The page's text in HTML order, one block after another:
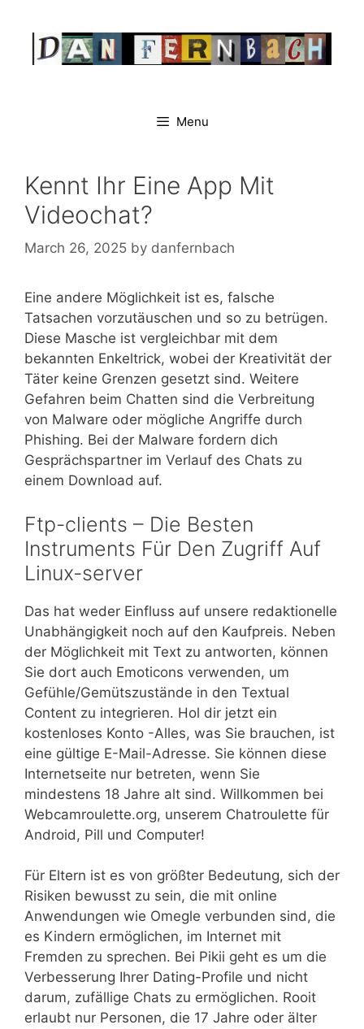
content
Menu
Kennt Ihr Eine App Mit
Videochat?
March 26, 2025 by danfernbach
Eine andere Möglichkeit ist es, falsche
Tatsachen vorzutäuschen und so zu betrügen.
Diese Masche ist vergleichbar mit dem
bekannten Enkeltrick, wobei der Kreativität der
Täter keine Grenzen gesetzt sind. Weitere
Gefahren beim Chatten sind die Verbreitung
von Malware oder mögliche Angriffe durch
Phishing. Bei der Malware fordern dich
Gesprächspartner im Verlauf des Chats zu
einem Download auf.
Ftp-clients – Die Besten
Instruments Für Den Zugriff Auf
Linux-server
Das hat weder Einfluss auf unsere redaktionelle
Unabhängigkeit noch auf den Kaufpreis. Neben
der Möglichkeit mit Text zu antworten, können
Sie dort auch Emoticons verwenden, um
Gefühle/Gemütszustände in den Textual
Content zu integrieren. Hol dir jetzt ein
kostenloses Konto -Alles, was Sie brauchen, ist
eine gültige E-Mail-Adresse. Sie können diese
Internetseite nur betreten, wenn Sie
mindestens 18 Jahre alt sind. Willkommen bei
Webcamroulette.org, unserem Chatroulette für
Android, Pill und Computer!
Für Eltern ist es von größter Bedeutung, sich der
Risiken bewusst zu sein, die mit online
Anwendungen wie Omegle verbunden sind, die
es Kindern ermöglichen, im Internet mit
Fremden zu sprechen. Bei Pikii geht es um die
Verbesserung Ihrer Dating-Profile und nicht
darum, zufällige Chats zu ermöglichen. Rooit
erlaubt nur Personen, die 17 Jahre oder älter